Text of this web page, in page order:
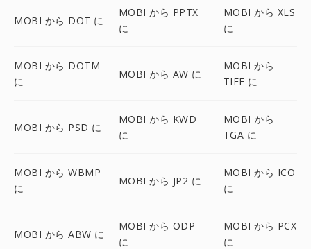
MOBI から DOT に
MOBI から PPTX
に
MOBI から XLS
に
MOBI から DOTM
に
MOBI から AW に
MOBI から
TIFF に
MOBI から PSD に
MOBI から KWD
に
MOBI から
TGA に
MOBI から WBMP
に
MOBI から JP2 に
MOBI から ICO
に
MOBI から ABW に
MOBI から ODP
に
MOBI から PCX
に